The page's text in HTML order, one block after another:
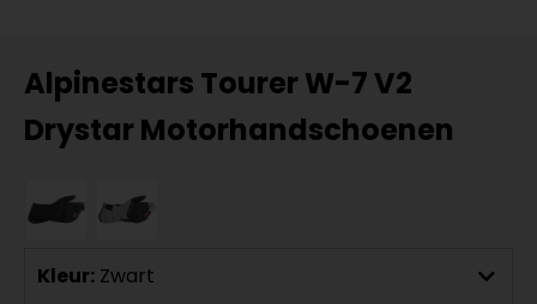
Alpinestars Tourer W-7 V2
Drystar Motorhandschoenen
Kleur: Zwart